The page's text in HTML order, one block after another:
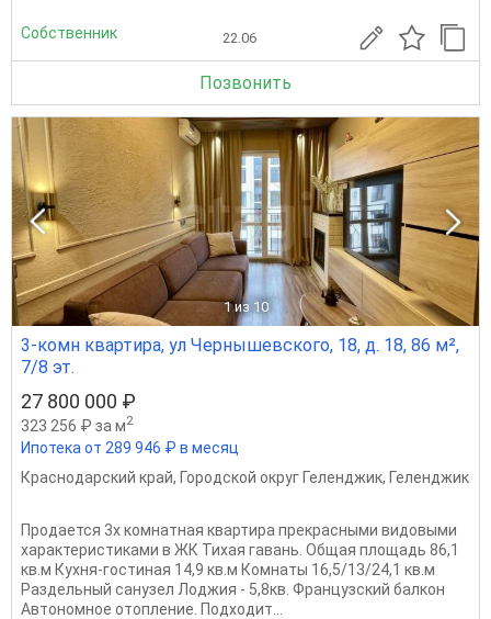
Собственник 22.06
Позвонить
1 из 10
3-комн квартира, ул Чернышевского, 18, д. 18, 86 м²,
7/8 эт.
27 800 000 ₽
323 256 ₽ за м2
Ипотека от 289 946 ₽ в месяц
Краснодарский край, Городской округ Геленджик, Геленджик
Продается 3х комнатная квартира прекрасными видовыми
характеристиками в ЖК Тихая гавань. Общая площадь 86,1
кв.м Кухня-гостиная 14,9 кв.м Комнаты 16,5/13/24,1 кв.м
Раздельный санузел Лоджия - 5,8кв. Французский балкон
Автономное отопление. Подходит...